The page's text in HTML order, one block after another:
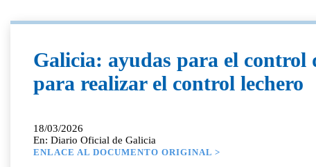
Galicia: ayudas para el control
para realizar el control lechero
18/03/2026
En: Diario Oficial de Galicia
ENLACE AL DOCUMENTO ORIGINAL >